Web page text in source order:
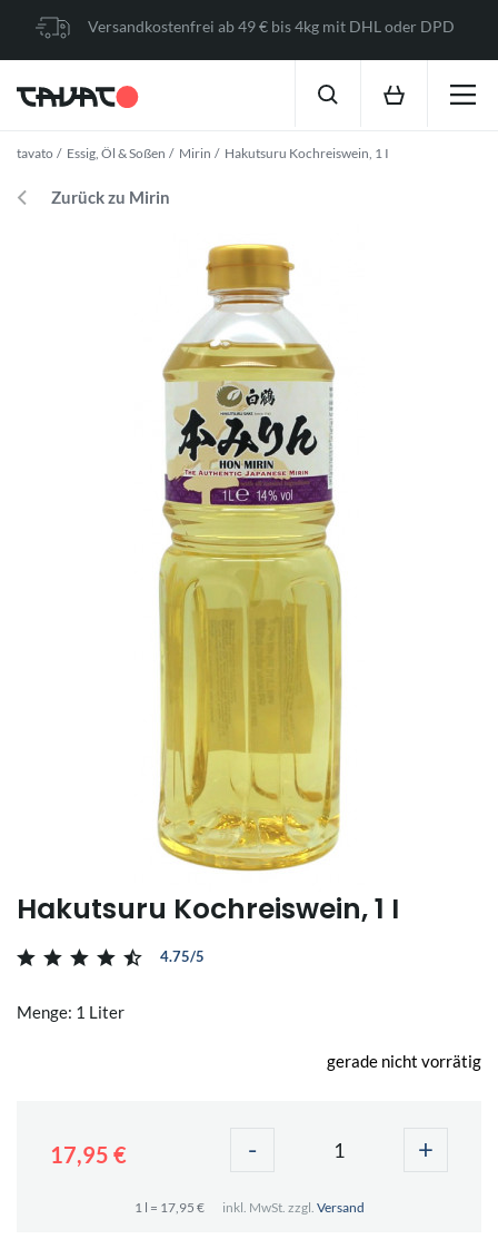
Versandkostenfrei ab 49 € bis 4kg mit DHL oder DPD
tavato Essig, Öl & Soßen Mirin Hakutsuru Kochreiswein, 1 I
Zurück zu Mirin
Hakutsuru Kochreiswein, 1 I
4.75/5
Menge: 1 Liter
gerade nicht vorrätig
17,95 € - +
1 l = 17,95 € inkl. MwSt. zzgl. Versand